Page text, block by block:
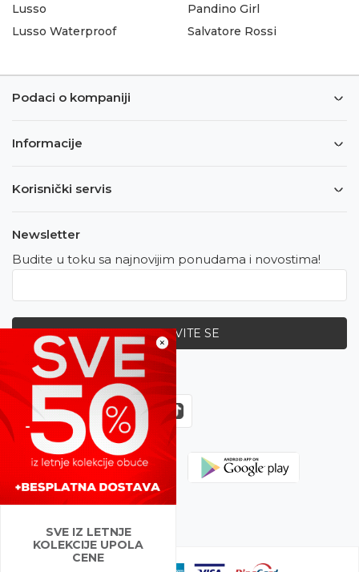
×
SVE IZ LETNJE
KOLEKCIJE UPOLA
CENE
Lusso
Lusso Waterproof
Pandino Girl
Salvatore Rossi
Podaci o kompaniji
Informacije
Korisnički servis
Newsletter
Budite u toku sa najnovijim ponudama i novostima!
PRIJAVITE SE
Zapratite nas